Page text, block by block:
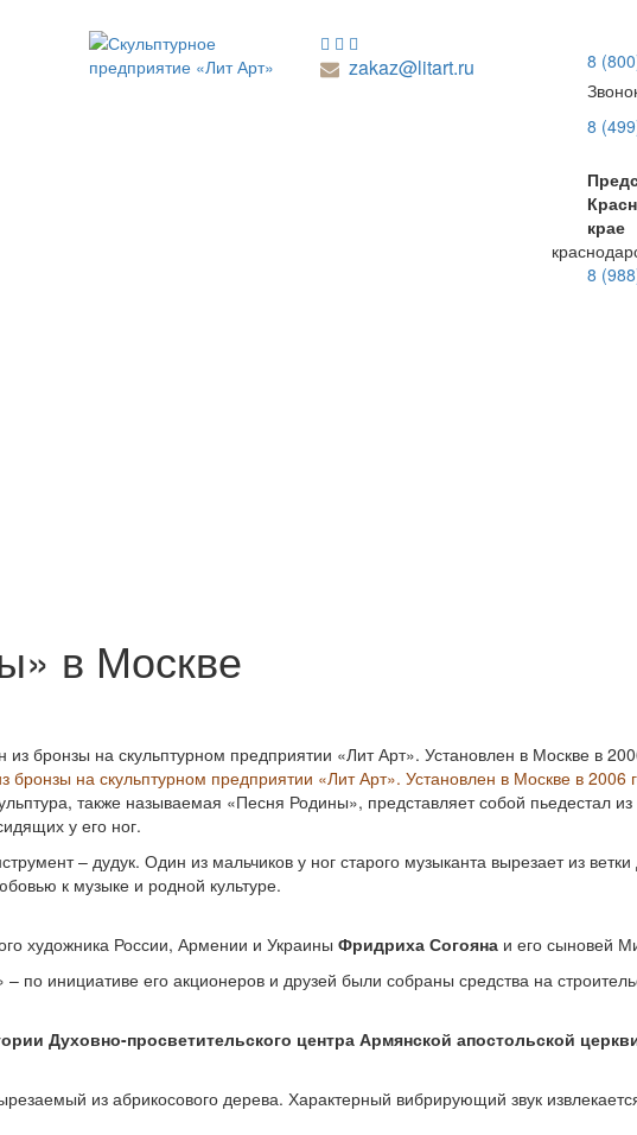
zakaz@litart.ru
8
8
крае
8
в Москве
бронзы на скульптурном предприятии «Лит Арт». Установлен в Москве в 2006
также называемая «Песня Родины», представляет собой пьедестал
у его ног.
– дудук. Один из мальчиков у ног старого музыканта вырезает из ветки
к музыке и родной культуре.
художника России, Армении и Украины Фридриха Согояна и его сыновей
по инициативе его акционеров и друзей были собраны средства на
Духовно-просветительского центра Армянской апостольской
из абрикосового дерева. Характерный вибрирующий звук